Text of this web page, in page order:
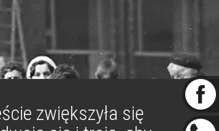
zwiększyła się